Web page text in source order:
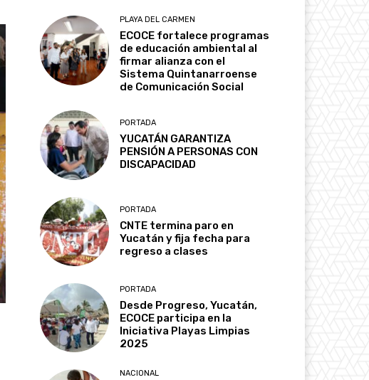
PLAYA DEL CARMEN
ECOCE fortalece programas
de educación ambiental al
firmar alianza con el
Sistema Quintanarroense
de Comunicación Social
PORTADA
YUCATÁN GARANTIZA
PENSIÓN A PERSONAS CON
DISCAPACIDAD
PORTADA
CNTE termina paro en
Yucatán y fija fecha para
regreso a clases
PORTADA
Desde Progreso, Yucatán,
ECOCE participa en la
Iniciativa Playas Limpias
2025
NACIONAL